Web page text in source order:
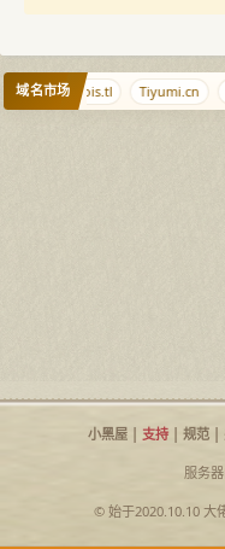
域名市场whois.tl Tiyumi.cn
小黑屋| 支持| 规范|
服务
© 始于2020.10.10 大